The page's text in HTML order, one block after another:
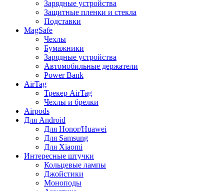
Зарядные устройства
Защитные пленки и стекла
Подставки
MagSafe
Чехлы
Бумажники
Зарядные устройства
Автомобильные держатели
Power Bank
AirTag
Трекер AirTag
Чехлы и брелки
Airpods
Для Android
Для Honor/Huawei
Для Samsung
Для Xiaomi
Интересные штучки
Кольцевые лампы
Джойстики
Моноподы